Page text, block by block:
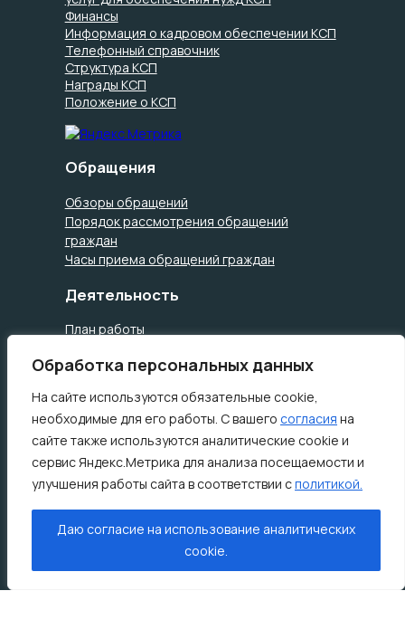
Обработка персональных данных
На сайте используются обязательные cookie,
необходимые для его работы. С вашего согласия на
сайте также используются аналитические cookie и
сервис Яндекс.Метрика для анализа посещаемости и
улучшения работы сайта в соответствии сполитикой.
Даю согласие на использование аналитических
cookie.
Финансы
Информация о кадровом обеспечении КСП
Телефонный справочник
Структура КСП
Награды КСП
Положение о КСП
Обращения
Обзоры обращений
Порядок рассмотрения обращений
граждан
Часы приема обращений граждан
Деятельность
План работы
Контрольная деятельность
Экспертно-аналитическая деятельность
Документы
Устав города Сургута
Положение о Коллегии Контрольно-
счетной палаты города Сургута
Регламент КСП
Порядок обжалования ненормативных